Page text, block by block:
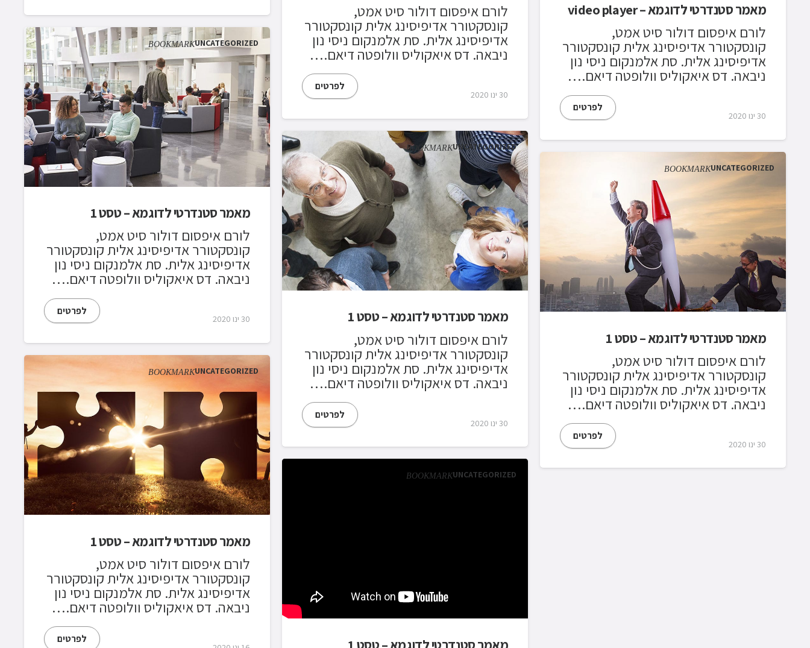
לורם איפסום דולור סיט אמט,
קונסקטורר אדיפיסינג אלית קונסקטורר
אדיפיסינג אלית. סת אלמנקום ניסי נון
ניבאה. דס איאקוליס וולופטה דיאם.…
30 ינו 2020
לפרטים
מאמר סטנדרטי לדוגמא – video player
לורם איפסום דולור סיט אמט,
קונסקטורר אדיפיסינג אלית קונסקטורר
אדיפיסינג אלית. סת אלמנקום ניסי נון
ניבאה. דס איאקוליס וולופטה דיאם.…
30 ינו 2020
לפרטים
מאמר סטנדרטי לדוגמא – טסט 1
לורם איפסום דולור סיט אמט,
קונסקטורר אדיפיסינג אלית קונסקטורר
אדיפיסינג אלית. סת אלמנקום ניסי נון
ניבאה. דס איאקוליס וולופטה דיאם.…
BOOKMARKUNCATEGORIZED
30 ינו 2020
לפרטים מאמר סטנדרטי לדוגמא – טסט 1
לורם איפסום דולור סיט אמט,
קונסקטורר אדיפיסינג אלית קונסקטורר
אדיפיסינג אלית. סת אלמנקום ניסי נון
ניבאה. דס איאקוליס וולופטה דיאם.…
BOOKMARKUNCATEGORIZED
30 ינו 2020
לפרטים
מאמר סטנדרטי לדוגמא – טסט 1
לורם איפסום דולור סיט אמט,
קונסקטורר אדיפיסינג אלית קונסקטורר
אדיפיסינג אלית. סת אלמנקום ניסי נון
ניבאה. דס איאקוליס וולופטה דיאם.…
BOOKMARKUNCATEGORIZED
30 ינו 2020
לפרטים
מאמר סטנדרטי לדוגמא – טסט 1
לורם איפסום דולור סיט אמט,
קונסקטורר אדיפיסינג אלית קונסקטורר
אדיפיסינג אלית. סת אלמנקום ניסי נון
ניבאה. דס איאקוליס וולופטה דיאם.…
BOOKMARKUNCATEGORIZED
לפרטים
BOOKMARKUNCATEGORIZED